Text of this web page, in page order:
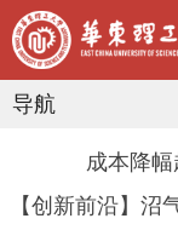
导航
成本降
【创新前沿】